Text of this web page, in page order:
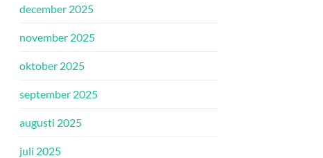
december 2025
november 2025
oktober 2025
september 2025
augusti 2025
juli 2025